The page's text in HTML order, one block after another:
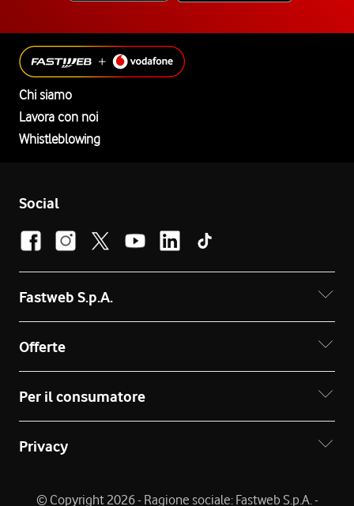
Chi siamo
Lavora con noi
Whistleblowing
Social
Fastweb S.p.A.
Offerte
Per il consumatore
Privacy
© Copyright 2026 - Ragione sociale: Fastweb S.p.A. -